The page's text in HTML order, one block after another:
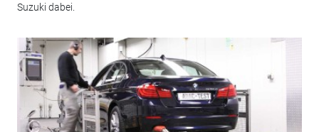
Suzuki dabei.